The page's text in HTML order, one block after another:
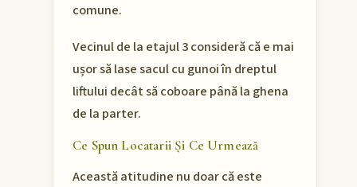
comune.
Vecinul de la etajul 3 consideră că e mai
ușor să lase sacul cu gunoi în dreptul
liftului decât să coboare până la ghena
de la parter.
Ce Spun Locatarii Și Ce Urmează
Această atitudine nu doar că este